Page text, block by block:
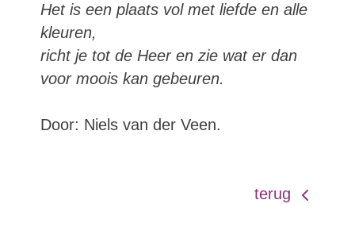
Het is een plaats vol met liefde en alle
kleuren,
richt je tot de Heer en zie wat er dan
voor moois kan gebeuren.
Door: Niels van der Veen.
terug